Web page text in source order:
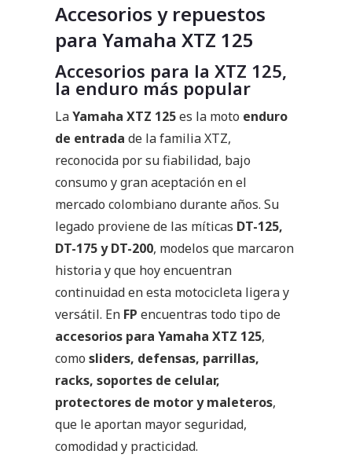
Accesorios y repuestos
para Yamaha XTZ 125
Accesorios para la XTZ 125,
la enduro más popular
LaYamaha XTZ 125es la moto enduro
de entrada de la familia XTZ,
reconocida por su fiabilidad, bajo
consumo y gran aceptación en el
mercado colombiano durante años. Su
legado proviene de las míticas DT-125,
DT-175 y DT-200, modelos que marcaron
historia y que hoy encuentran
continuidad en esta motocicleta ligera y
versátil. En FP encuentras todo tipo de
accesorios para Yamaha XTZ 125,
como sliders, defensas, parrillas,
racks, soportes de celular,
protectores de motor y maleteros,
que le aportan mayor seguridad,
comodidad y practicidad.